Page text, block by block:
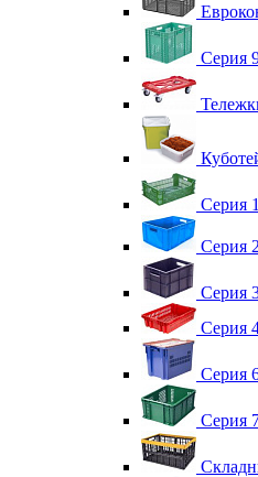
Серия
Серия
Серия
Серия
Серия
Серия
Серия